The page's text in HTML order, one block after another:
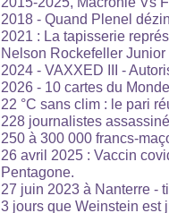
2018 - Quand Plenel
2021 : La tapisserie
Nelson Rockefeller Junior
2024 - VAXXED III -
2026 - 10 cartes du
22 °C sans clim : le pari
228 journalistes
250 à 300 000 francs-
26 avril 2025 : Vaccin
Pentagone.
27 juin 2023 à Nanterre -
3 jours que Weinstein est